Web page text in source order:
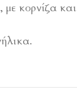
κορνίζα